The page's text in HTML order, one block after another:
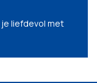
liefdevol met